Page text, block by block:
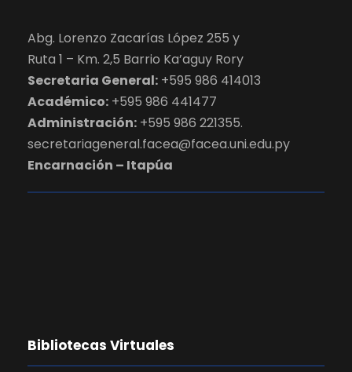
Abg. Lorenzo Zacarías López 255 y
Ruta 1 – Km. 2,5 Barrio Ka’aguy Rory
Secretaria General: +595 986 414013
Académico: +595 986 441477
Administración: +595 986 221355.
secretariageneral.facea@facea.uni.edu.py
Encarnación – Itapúa
Bibliotecas Virtuales